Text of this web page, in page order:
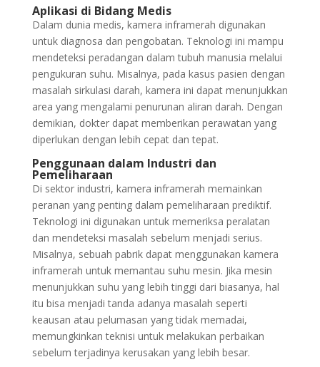
Aplikasi di Bidang Medis
Dalam dunia medis, kamera inframerah digunakan
untuk diagnosa dan pengobatan. Teknologi ini mampu
mendeteksi peradangan dalam tubuh manusia melalui
pengukuran suhu. Misalnya, pada kasus pasien dengan
masalah sirkulasi darah, kamera ini dapat menunjukkan
area yang mengalami penurunan aliran darah. Dengan
demikian, dokter dapat memberikan perawatan yang
diperlukan dengan lebih cepat dan tepat.
Penggunaan dalam Industri dan
Pemeliharaan
Di sektor industri, kamera inframerah memainkan
peranan yang penting dalam pemeliharaan prediktif.
Teknologi ini digunakan untuk memeriksa peralatan
dan mendeteksi masalah sebelum menjadi serius.
Misalnya, sebuah pabrik dapat menggunakan kamera
inframerah untuk memantau suhu mesin. Jika mesin
menunjukkan suhu yang lebih tinggi dari biasanya, hal
itu bisa menjadi tanda adanya masalah seperti
keausan atau pelumasan yang tidak memadai,
memungkinkan teknisi untuk melakukan perbaikan
sebelum terjadinya kerusakan yang lebih besar.